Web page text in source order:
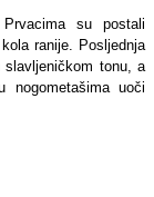
su postali
ranije. Posljednja
slavljeničkom tonu, a
uoči